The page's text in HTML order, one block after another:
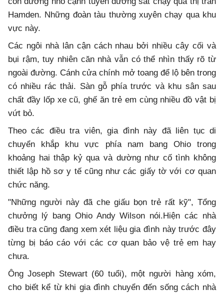
Hamden. Những đoàn tàu thường xuyên chạy qua khu
vực này.
Các ngôi nhà lân cận cách nhau bởi nhiều cây cối và
bụi rậm, tuy nhiên căn nhà vẫn có thể nhìn thấy rõ từ
ngoài đường. Cánh cửa chính mở toang để lộ bên trong
có nhiều rác thải. Sàn gỗ phía trước và khu sân sau
chất đầy lốp xe cũ, ghế ăn trẻ em cùng nhiều đồ vật bị
vứt bỏ.
Theo các điều tra viên, gia đình này đã liên tục di
chuyển khắp khu vực phía nam bang Ohio trong
khoảng hai thập kỷ qua và dường như cố tình không
thiết lập hồ sơ y tế cũng như các giấy tờ với cơ quan
chức năng.
"Những người này đã che giấu bọn trẻ rất kỹ", Tổng
chưởng lý bang Ohio Andy Wilson nói.Hiện các nhà
điều tra cũng đang xem xét liệu gia đình này trước đây
từng bị báo cáo với các cơ quan bảo vệ trẻ em hay
chưa.
Ông Joseph Stewart (60 tuổi), một người hàng xóm,
cho biết kể từ khi gia đình chuyển đến sống cách nhà